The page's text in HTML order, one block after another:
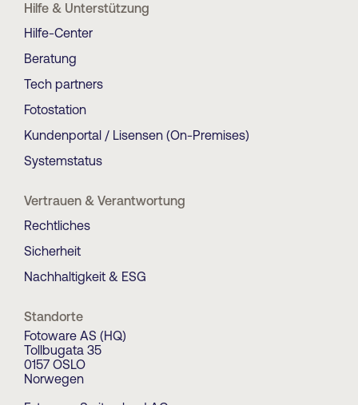
Hilfe & Unterstützung
Hilfe-Center
Beratung
Tech partners
Fotostation
Kundenportal / Lisensen (On-Premises)
Systemstatus
Vertrauen & Verantwortung
Rechtliches
Sicherheit
Nachhaltigkeit & ESG
Standorte
Fotoware AS (HQ)
Tollbugata 35
0157 OSLO
Norwegen